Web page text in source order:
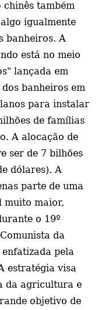
chinês também
igualmente
banheiros. A
está no meio
lançada em
banheiros em
para instalar
de famílias
A alocação de
ser de 7 bilhões
dólares). A
parte de uma
muito maior,
o 19º
da
pela
estratégia visa
da agricultura e
objetivo de